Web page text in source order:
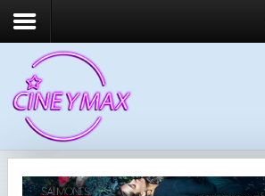
RECUÉRDEME